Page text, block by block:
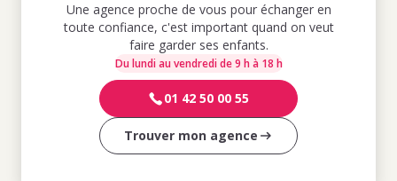
Une agence proche de vous pour échanger en
toute confiance, c'est important quand on veut
faire garder ses enfants.
Du lundi au vendredi de 9 h à 18 h
01 42 50 00 55
Trouver mon agence